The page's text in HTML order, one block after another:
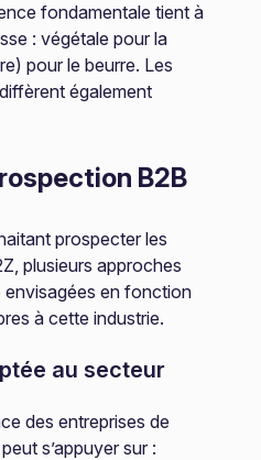
fondamentale tient à
: végétale pour la
pour le beurre. Les
également
B2B
prospecter les
plusieurs approches
en fonction
à cette industrie.
au secteur
des entreprises de
s’appuyer sur :